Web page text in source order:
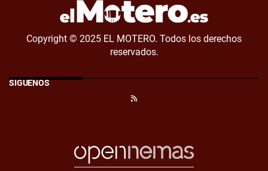
Copyright © 2025 EL MOTERO. Todos los derechos
reservados.
SÍGUENOS